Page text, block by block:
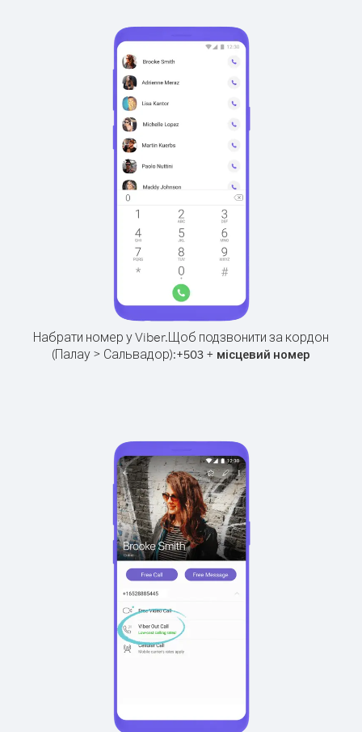
Набрати номер у Viber.Щоб подзвонити за кордон
(Палау > Сальвадор):+503 + місцевий номер